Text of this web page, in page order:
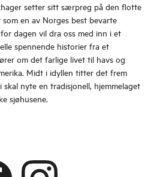
setter sitt særpreg på den flotte
en av Norges best bevarte
dagen vil dra oss med inn i et
spennende historier fra et
om det farlige livet til havs og
Midt i idyllen titter det frem
skal nyte en tradisjonell, hjemmelaget
sjøhusene.